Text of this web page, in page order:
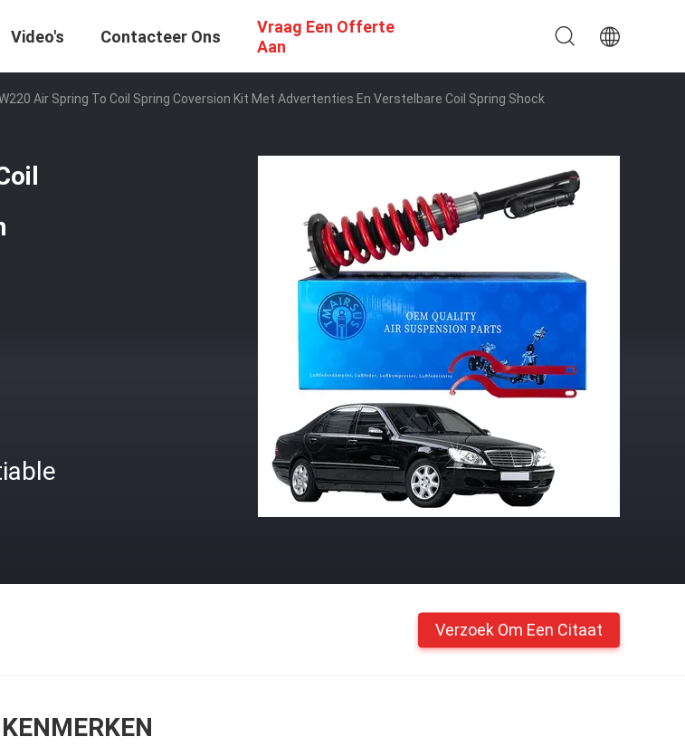
Video's Contacteer Ons
Vraag Een Offerte
Aan
Air Spring To Coil Spring Coversion Kit Met Advertenties En Verstelbare Coil Spring Shock
Verzoek Om Een Citaat
KENMERKEN